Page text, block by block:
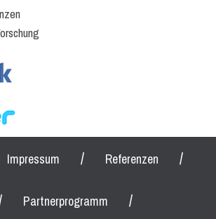
Impressum / Referenzen /
Partnerprogramm /